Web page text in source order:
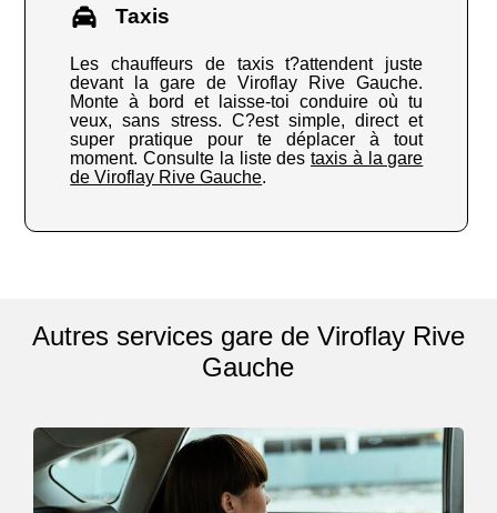
Taxis
Les chauffeurs de taxis t?attendent juste
devant la gare de Viroflay Rive Gauche.
Monte à bord et laisse-toi conduire où tu
veux, sans stress. C?est simple, direct et
super pratique pour te déplacer à tout
moment. Consulte la liste destaxis à la gare
de Viroflay Rive Gauche.
Autres services gare de Viroflay Rive
Gauche